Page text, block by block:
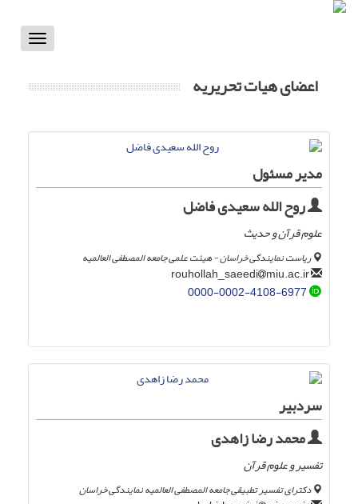
Toggle
اعضای هیات تحریریه
مدیر مسئول
روح الله سعیدی فاضل
علوم قرآن و حدیث
ریاست نمایندگی خراسان - هیئت علمی جامعه المصطفی العالمیه
miu.ac.ir
0000-0002-4108-6977
سردبیر
محمد رضا زاهدی
تفسیر و علوم قرآن
دکترای تفسیر تطبیقی جامعه المصطفی العالمیه نمایندگی خراسان